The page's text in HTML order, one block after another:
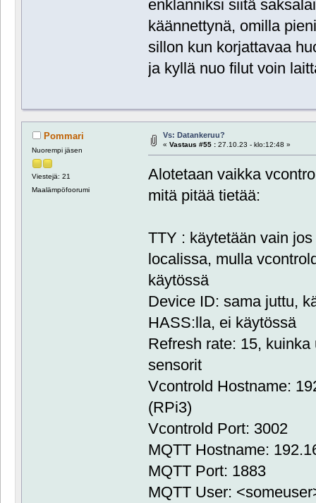
enklanniksi siitä
käännettynä, omilla
sillon kun korjattavaa
ja kyllä nuo filut voin
Pommari
Nuorempi jäsen
Viestejä: 21
Maalämpöfoorumi
Vs: Datankeruu?
« Vastaus #55 :27.10.23 - klo:12:48 »
Alotetaan vaikka
mitä pitää tietää:
TTY : käytetään vain
localissa, mulla
käytössä
Device ID: sama juttu,
HASS:lla, ei käytössä
Refresh rate: 15,
sensorit
Vcontrold Hostname:
(RPi3)
Vcontrold Port: 3002
MQTT Hostname:
MQTT Port: 1883
MQTT User: